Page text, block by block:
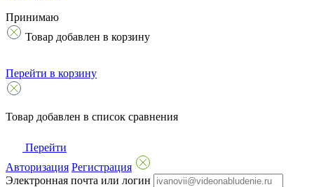
Принимаю
Товар добавлен в корзину
Перейти в корзину
Товар добавлен в список сравнения
Перейти
Авторизация Регистрация
Электронная почта или логин